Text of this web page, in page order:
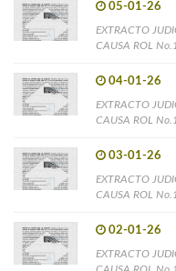
05-01-26
EXTRACTO
CAUSA ROL
04-01-26
EXTRACTO
CAUSA ROL
03-01-26
EXTRACTO
CAUSA ROL
02-01-26
EXTRACTO